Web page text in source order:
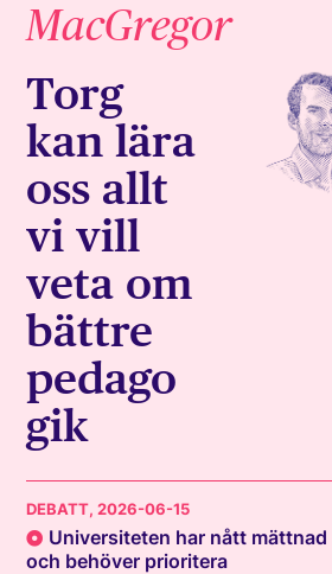
MacGregor
Torg
kan lära
oss allt
vi vill
veta om
bättre
pedago
gik
DEBATT, 2026-06-15
Universiteten har nått mättnad
och behöver prioritera